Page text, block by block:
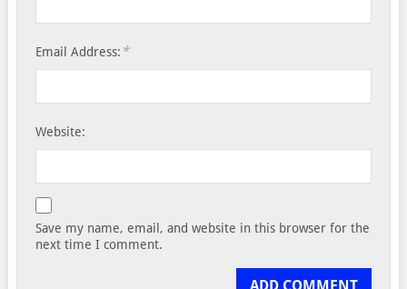
Email Address: *
Website:
Save my name, email, and website in this browser for the
next time I comment.